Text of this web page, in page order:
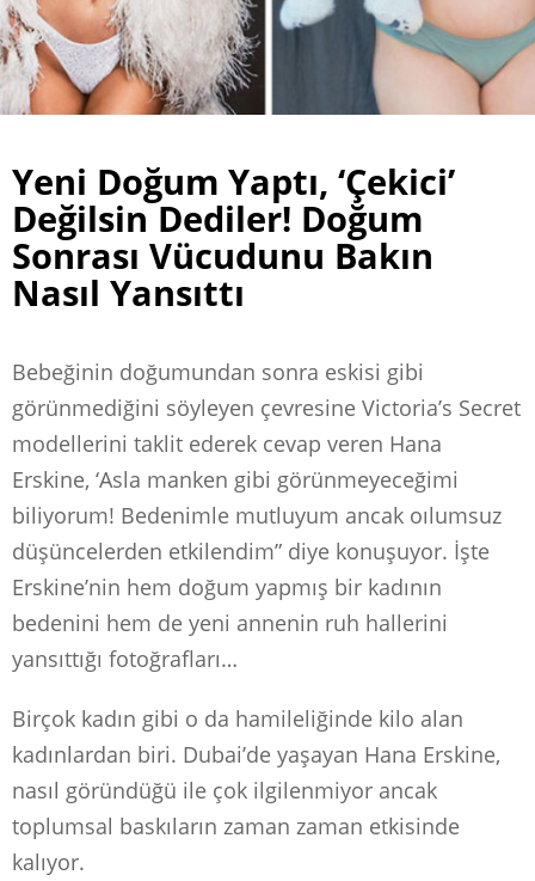
Yeni Doğum Yaptı, ‘Çekici’
Değilsin Dediler! Doğum
Sonrası Vücudunu Bakın
Nasıl Yansıttı
Bebeğinin doğumundan sonra eskisi gibi
görünmediğini söyleyen çevresine Victoria’s Secret
modellerini taklit ederek cevap veren Hana
Erskine, ‘Asla manken gibi görünmeyeceğimi
biliyorum! Bedenimle mutluyum ancak oılumsuz
düşüncelerden etkilendim” diye konuşuyor. İşte
Erskine’nin hem doğum yapmış bir kadının
bedenini hem de yeni annenin ruh hallerini
yansıttığı fotoğrafları…
Birçok kadın gibi o da hamileliğinde kilo alan
kadınlardan biri. Dubai’de yaşayan Hana Erskine,
nasıl göründüğü ile çok ilgilenmiyor ancak
toplumsal baskıların zaman zaman etkisinde
kalıyor.